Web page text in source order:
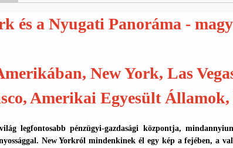
és a Nyugati Panoráma -
New York, Las
Amerikai Egyesült
legfontosabb pénzügyi-gazdasági központja,
New Yorkról mindenkinek él egy kép a fejében, a